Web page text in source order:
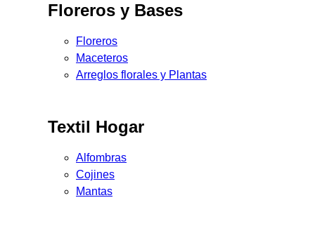
Floreros y Bases
Floreros
Maceteros
Arreglos florales y Plantas
Textil Hogar
Alfombras
Cojines
Mantas